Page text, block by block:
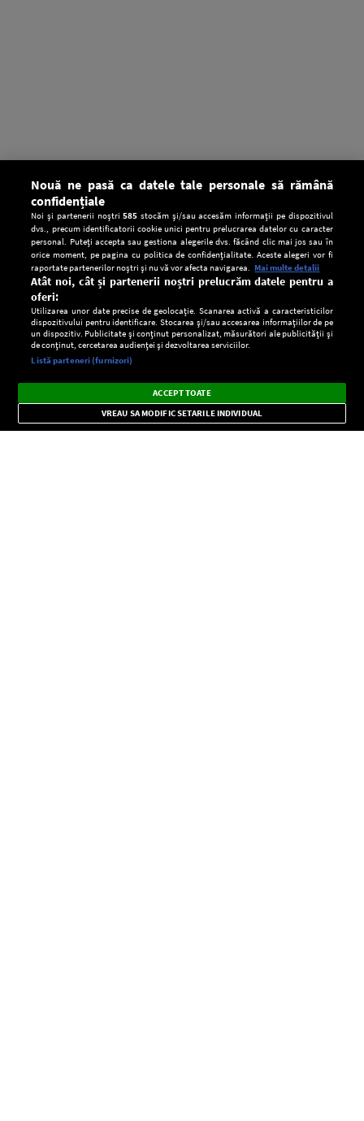
CONFIDENŢIALITATE
Setări:
Dark
Mode
Radio live, podcasturi, știri și alerte
importante.
×
Nouă ne pasă ca datele tale personale să rămână
confidențiale
Noi și partenerii noștri585 stocăm și/sau accesăm informații pe dispozitivul
dvs., precum identificatorii cookie unici pentru prelucrarea datelor cu caracter
personal. Puteți accepta sau gestiona alegerile dvs. făcând clic mai jos sau în
orice moment, pe pagina cu politica de confidențialitate. Aceste alegeri vor fi
raportate partenerilor noștri și nu vă vor afecta navigarea. Mai multe detalii
Atât noi, cât și partenerii noștri prelucrăm datele pentru a
oferi:
Utilizarea unor date precise de geolocație. Scanarea activă a caracteristicilor
dispozitivului pentru identificare. Stocarea și/sau accesarea informațiilor de pe
un dispozitiv. Publicitate și conținut personalizat, măsurători ale publicității și
de conținut, cercetarea audienței și dezvoltarea serviciilor.
Listă parteneri (furnizori)
ACCEPT TOATE
VREAU SA MODIFIC SETARILE INDIVIDUAL